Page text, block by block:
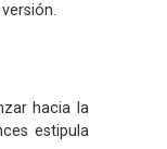
hacia la
estipula